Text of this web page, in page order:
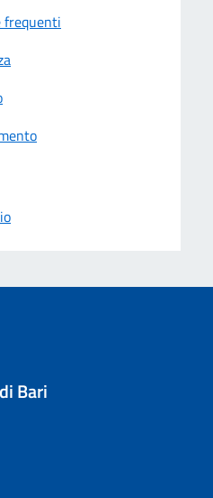
frequenti
Bari